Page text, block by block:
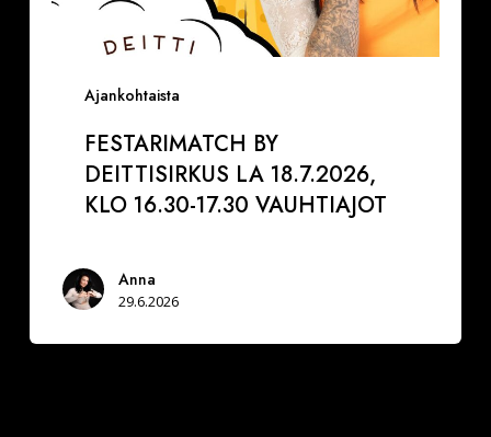
Ajankohtaista
FESTARIMATCH BY
DEITTISIRKUS LA 18.7.2026,
KLO 16.30-17.30 VAUHTIAJOT
Anna
29.6.2026